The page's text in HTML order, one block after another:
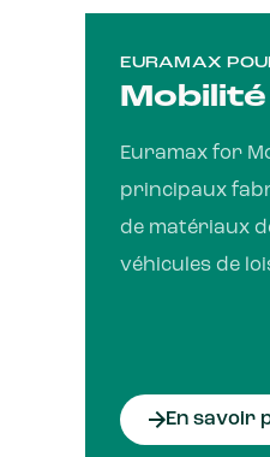
EURAMAX
Mobilité
Euramax for
principaux
de matériaux
véhicules de
En savoir